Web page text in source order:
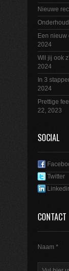
Nieuwe
Een nieuw
2024
Wil jij ook
2024
In 3
2024
Prettige
22, 2023
SOCIAL
Twitter
CONTACT
Naam *